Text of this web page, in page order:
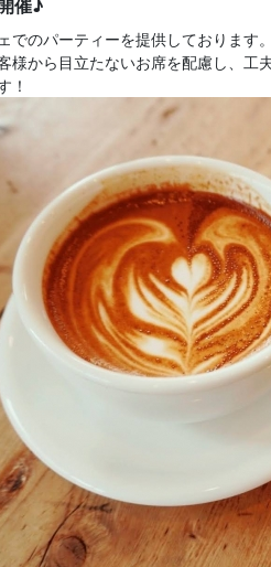
催♪
でのパーティーを提供しております
様から目立たないお席を配慮し、
！